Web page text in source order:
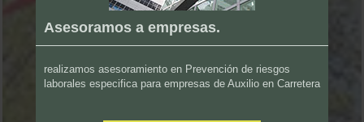
Asesoramos a empresas.
realizamos asesoramiento en Prevención de riesgos
laborales especifica para empresas de Auxilio en Carretera